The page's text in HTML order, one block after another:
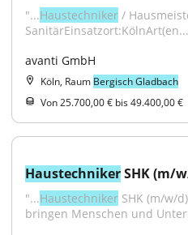
"...Haustechniker /
avanti GmbH
Köln, Raum Bergisch Gladbach
Von 25.700,00 € bis 49.400,00 €
Haustechniker SHK (m/
"...Haustechniker SHK (m/w/
bringen Menschen und